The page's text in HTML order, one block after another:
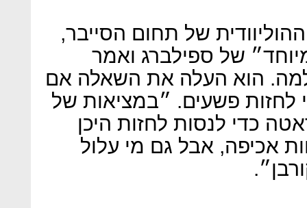
של תחום הסייבר,
של ספילברג ואמר
הוא העלה את השאלה אם
לחזות פשעים. ״במציאות של
כדי לנסות לחזות היכן
אכיפה, אבל גם מי עלול